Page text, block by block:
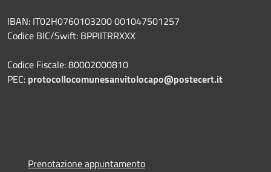
IBAN: IT02H0760103200 001047501257
Codice BIC/Swift: BPPIITRRXXX
Codice Fiscale: 80002000810
PEC: protocollocomunesanvitolocapo@postecert.it
Prenotazione appuntamento